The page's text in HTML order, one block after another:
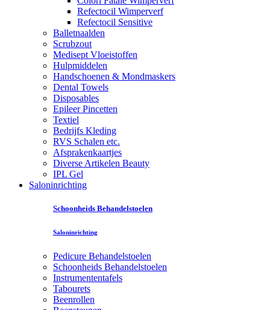
Refectocil Wimperverf
Refectocil Sensitive
Balletnaalden
Scrubzout
Medisept Vloeistoffen
Hulpmiddelen
Handschoenen & Mondmaskers
Dental Towels
Disposables
Epileer Pincetten
Textiel
Bedrijfs Kleding
RVS Schalen etc.
Afsprakenkaartjes
Diverse Artikelen Beauty
IPL Gel
Saloninrichting
Schoonheids Behandelstoelen
Saloninrichting
Pedicure Behandelstoelen
Schoonheids Behandelstoelen
Instrumententafels
Tabourets
Beenrollen